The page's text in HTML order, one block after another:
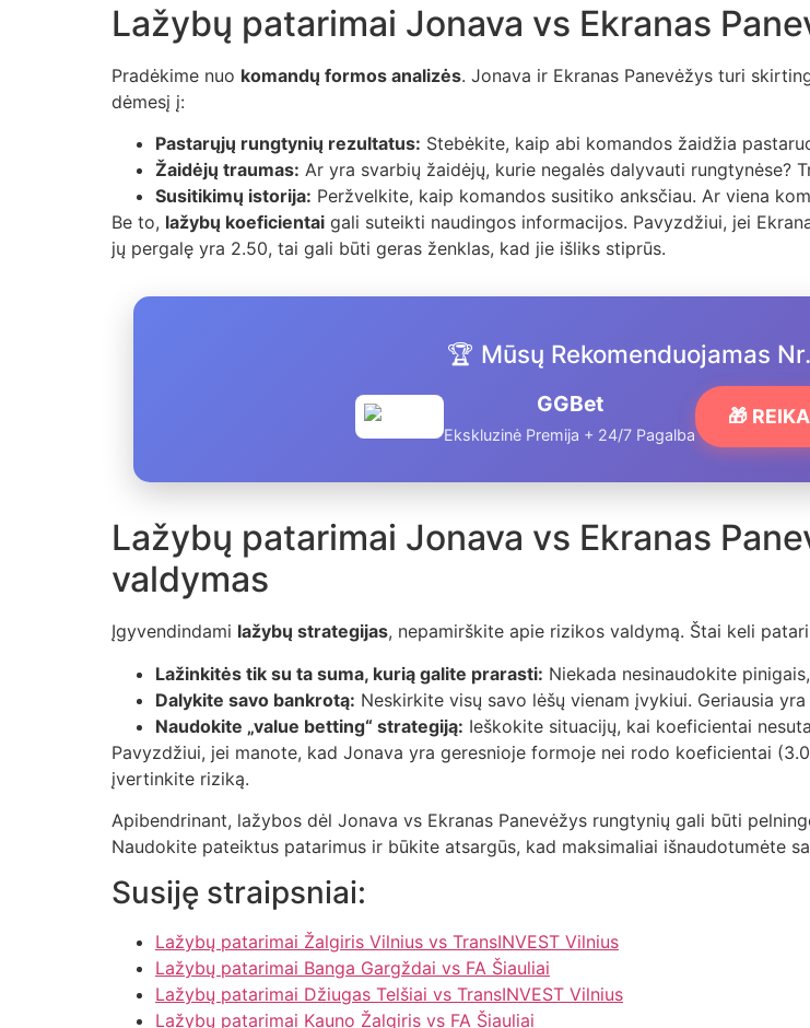
Lažybų patarimai Jonava vs Ekranas
Pradėkime nuo komandų formos analizės. Jonava ir Ekranas Panevėžys turi
dėmesį į:
Pastarųjų rungtynių rezultatus: Stebėkite, kaip abi komandos žaidžia
Žaidėjų traumas: Ar yra svarbių žaidėjų, kurie negalės dalyvauti rungtynėse?
Susitikimų istorija: Peržvelkite, kaip komandos susitiko anksčiau. Ar viena
Be to, lažybų koeficientai gali suteikti naudingos informacijos. Pavyzdžiui, jei
jų pergalę yra 2.50, tai gali būti geras ženklas, kad jie išliks stiprūs.
🏆 Mūsų Rekomenduojamas
GGBet
Ekskluzinė Premija + 24/7 Pagalba
🎁
Lažybų patarimai Jonava vs Ekranas
valdymas
Įgyvendindami lažybų strategijas, nepamirškite apie rizikos valdymą. Štai keli
Lažinkitės tik su ta suma, kurią galite prarasti: Niekada nesinaudokite
Dalykite savo bankrotą: Neskirkite visų savo lėšų vienam įvykiui. Geriausia
Naudokite „value betting“ strategiją: Ieškokite situacijų, kai koeficientai
Pavyzdžiui, jei manote, kad Jonava yra geresnioje formoje nei rodo koeficientai
įvertinkite riziką.
Apibendrinant, lažybos dėl Jonava vs Ekranas Panevėžys rungtynių gali būti
Naudokite pateiktus patarimus ir būkite atsargūs, kad maksimaliai išnaudotumėte
Susiję straipsniai:
Lažybų patarimai Žalgiris Vilnius vs TransINVEST Vilnius
Lažybų patarimai Banga Gargždai vs FA Šiauliai
Lažybų patarimai Džiugas Telšiai vs TransINVEST Vilnius
Lažybų patarimai Kauno Žalgiris vs FA Šiauliai